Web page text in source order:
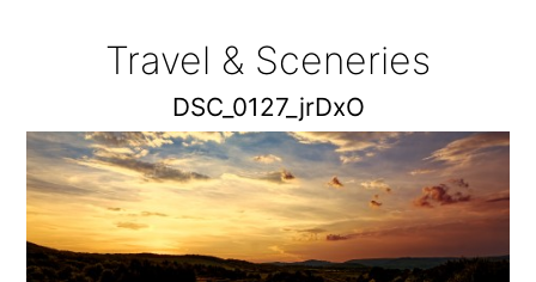
Travel & Sceneries
DSC_0127_jrDxO